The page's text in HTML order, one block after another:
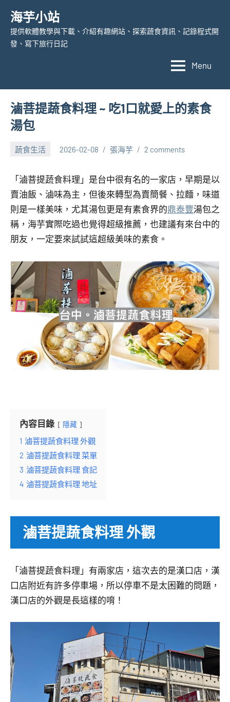
content
海芋小站
提供軟體教學與下載、介紹有趣網站、探索蔬食資訊、記錄程式開
發、寫下旅行日記
Menu
滷菩提蔬食料理 ~ 吃1口就愛上的素食
湯包
蔬食生活 2026-02-08 張海芋 2 comments
「滷菩提蔬食料理」是台中很有名的一家店，早期是以
賣油飯、滷味為主，但後來轉型為賣簡餐、拉麵，味道
則是一樣美味，尤其湯包更是有素食界的鼎泰豐湯包之
稱，海芋實際吃過也覺得超級推薦，也建議有來台中的
朋友，一定要來試試這超級美味的素食。
內容目錄 隱藏
1 滷菩提蔬食料理 外觀
2 滷菩提蔬食料理 菜單
3 滷菩提蔬食料理 食記
4 滷菩提蔬食料理 地址
滷菩提蔬食料理 外觀
「滷菩提蔬食料理」有兩家店，這次去的是漢口店，漢
口店附近有許多停車場，所以停車不是太困難的問題，
漢口店的外觀是長這樣的唷！